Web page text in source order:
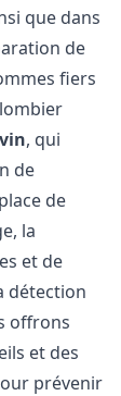
que dans
de
fiers
, qui
de
de
la
et de
détection
offrons
et des
prévenir